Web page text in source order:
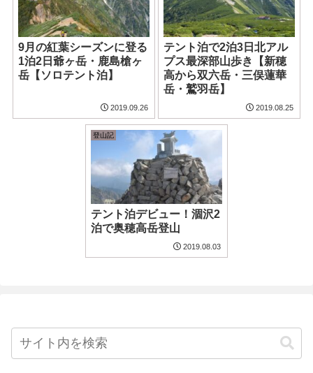
9月の紅葉シーズンに登る
1泊2日爺ヶ岳・鹿島槍ヶ
岳【ソロテント泊】
2019.09.26
テント泊で2泊3日北アル
プス最深部山歩き【新穂
高から双六岳・三俣蓮華
岳・鷲羽岳】
2019.08.25
登山記
テント泊デビュー！涸沢2
泊で奥穂高岳登山
2019.08.03